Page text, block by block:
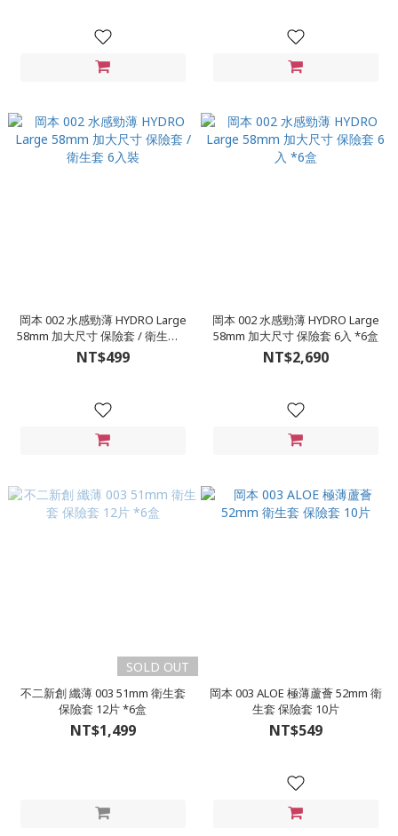
岡本 002 水感勁薄 HYDRO Large
58mm 加大尺寸 保險套 / 衛生套 6
入裝
NT$499
岡本 002 水感勁薄 HYDRO Large
58mm 加大尺寸 保險套 6入 *6盒
NT$2,690
SOLD OUT
不二新創 纖薄 003 51mm 衛生套
保險套 12片 *6盒
NT$1,499
岡本 003 ALOE 極薄蘆薈 52mm 衛
生套 保險套 10片
NT$549